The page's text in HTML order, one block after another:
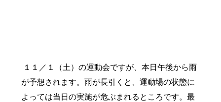
１１／１（土）の運動会ですが、本日午後から雨
が予想されます。雨が長引くと、運動場の状態に
よっては当日の実施が危ぶまれるところです。最